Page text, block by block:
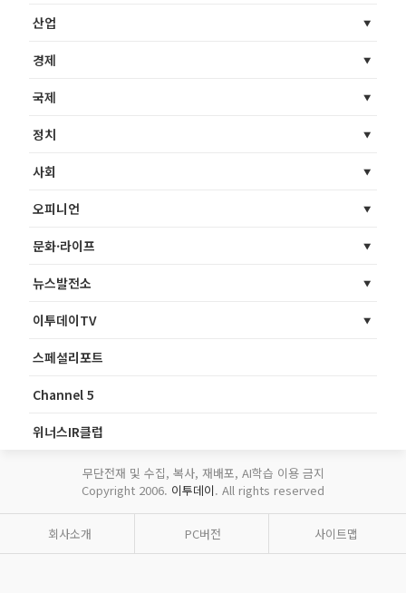
산업
경제
국제
정치
사회
오피니언
문화·라이프
뉴스발전소
이투데이TV
스페셜리포트
Channel 5
위너스IR클럽
무단전재 및 수집, 복사, 재배포, AI학습 이용 금지
Copyright 2006. 이투데이. All rights reserved
회사소개 PC버전 사이트맵